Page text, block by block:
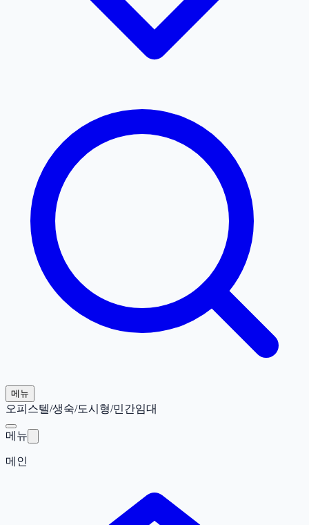
메뉴
오피스텔/생숙/도시형/민간임대
메뉴
메인